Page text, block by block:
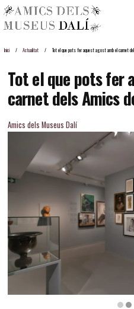
Inici Actualitat Tot el que pots fer aquest agost amb el carnet
Tot el que pots fer
carnet dels Amics
Amics dels Museus Dalí